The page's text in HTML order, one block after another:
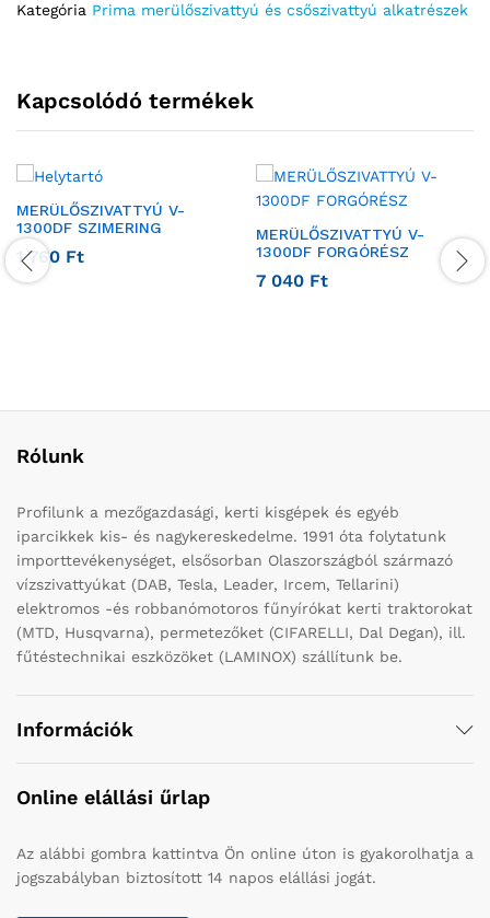
Kategória Prima merülőszivattyú és csőszivattyú alkatrészek
Kapcsolódó termékek
MERÜLŐSZIVATTYÚ V-
1300DF SZIMERING
1 760 Ft
MERÜLŐSZIVATTYÚ V-
1300DF FORGÓRÉSZ
7 040 Ft
Rólunk
Profilunk a mezőgazdasági, kerti kisgépek és egyéb
iparcikkek kis- és nagykereskedelme. 1991 óta folytatunk
importtevékenységet, elsősorban Olaszországból származó
vízszivattyúkat (DAB, Tesla, Leader, Ircem, Tellarini)
elektromos -és robbanómotoros fűnyírókat kerti traktorokat
(MTD, Husqvarna), permetezőket (CIFARELLI, Dal Degan), ill.
fűtéstechnikai eszközöket (LAMINOX) szállítunk be.
Információk
Online elállási űrlap
Az alábbi gombra kattintva Ön online úton is gyakorolhatja a
jogszabályban biztosított 14 napos elállási jogát.